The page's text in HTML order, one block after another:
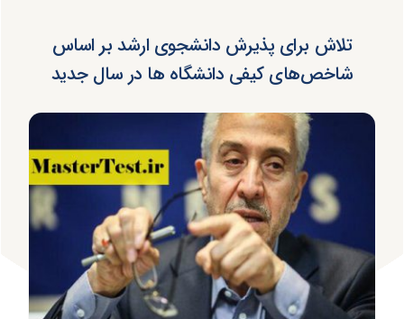
تلاش برای پذیرش دانشجوی ارشد بر اساس
شاخص‌های کیفی دانشگاه ها در سال جدید